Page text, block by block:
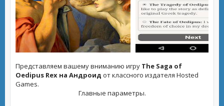
Представляем вашему вниманию игру The Saga of
Oedipus Rex на Андроид от классного издателя Hosted
Games.
Главные параметры.